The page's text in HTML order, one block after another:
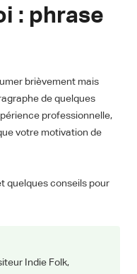
: phrase
brièvement mais
de quelques
professionnelle,
votre motivation de
quelques conseils pour
Indie Folk,